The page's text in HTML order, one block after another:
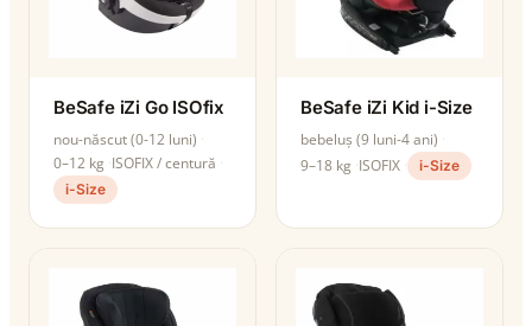
BeSafe iZi Go ISOfix
nou-născut (0-12 luni)
0–12 kg ISOFIX / centură
i-Size
BeSafe iZi Kid i-Size
bebeluș (9 luni-4 ani)
9–18 kg ISOFIX i-Size